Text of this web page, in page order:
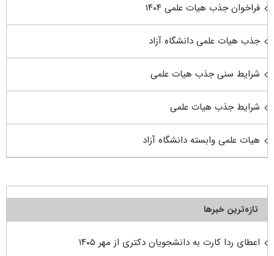
فراخوان جذب هیات علمی ۱۴۰۴
جذب هیات علمی دانشگاه آزاد
شرایط سنی جذب هیات علمی
شرایط جذب هیات علمی
هیات علمی وابسته دانشگاه آزاد
تازه‌ترین خبرها
اعطای ردا کارت به دانشجویان دکتری از مهر ۱۴۰۵